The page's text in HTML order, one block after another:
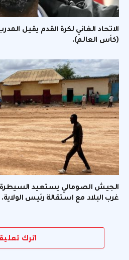
(كأس العالم).
الجيش الصومالي يستعيد
غرب البلاد مع استقالة رئيس الولاية.
اترك